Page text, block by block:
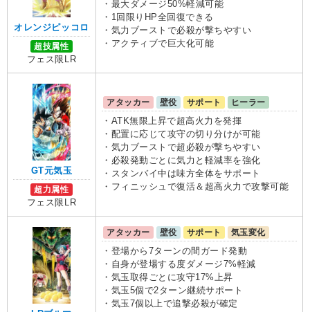
オレンジピッコロ
超技属性
フェス限LR
・最大ダメージ50%軽減可能
・1回限りHP全回復できる
・気力ブーストで必殺が撃ちやすい
・アクティブで巨大化可能
GT元気玉
超力属性
フェス限LR
アタッカー 壁役 サポート
ヒーラー
・ATK無限上昇で超高火力を発揮
・配置に応じて攻守の切り分けが可能
・気力ブーストで超必殺が撃ちやすい
・必殺発動ごとに気力と軽減率を強化
・スタンバイ中は味方全体をサポート
・フィニッシュで復活＆超高火力で攻撃可能
アタッカー 壁役 サポート
気玉変化
・登場から7ターンの間ガード発動
・自身が登場する度ダメージ7%軽減
・気玉取得ごとに攻守17%上昇
・気玉5個で2ターン継続サポート
・気玉7個以上で追撃必殺が確定